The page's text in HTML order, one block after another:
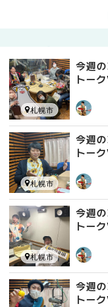
今週
トー
札幌市
今週
トー
札幌市
今週
トー
札幌市
今週
トー